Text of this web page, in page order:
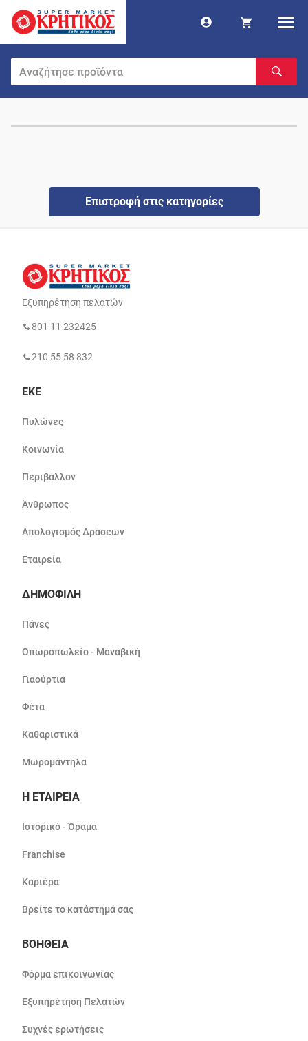
Επιστροφή στις κατηγορίες
Εξυπηρέτηση πελατών
801 11 232425
210 55 58 832
ΕΚΕ
Πυλώνες
Κοινωνία
Περιβάλλον
Άνθρωπος
Απολογισμός Δράσεων
Εταιρεία
ΔΗΜΟΦΙΛΗ
Πάνες
Οπωροπωλείο - Μαναβική
Γιαούρτια
Φέτα
Καθαριστικά
Μωρομάντηλα
Η ΕΤΑΙΡΕΙΑ
Ιστορικό - Όραμα
Franchise
Καριέρα
Βρείτε το κατάστημά σας
ΒΟΗΘΕΙΑ
Φόρμα επικοινωνίας
Εξυπηρέτηση Πελατών
Συχνές ερωτήσεις